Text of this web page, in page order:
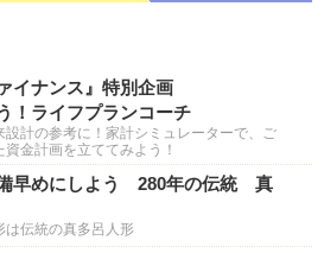
イナンス』特別企画
！ライフプランコーチ
設計の参考に！家計シミュレーターで、ご
金計画を立ててみよう！
早めにしよう 280年の伝統 真
は伝統の真多呂人形